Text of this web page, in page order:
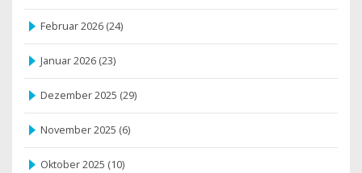
Februar 2026 (24)
Januar 2026 (23)
Dezember 2025 (29)
November 2025 (6)
Oktober 2025 (10)